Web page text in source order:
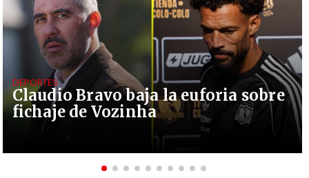
Claudio Bravo baja la euforia sobre
fichaje de Vozinha
DEPORTES